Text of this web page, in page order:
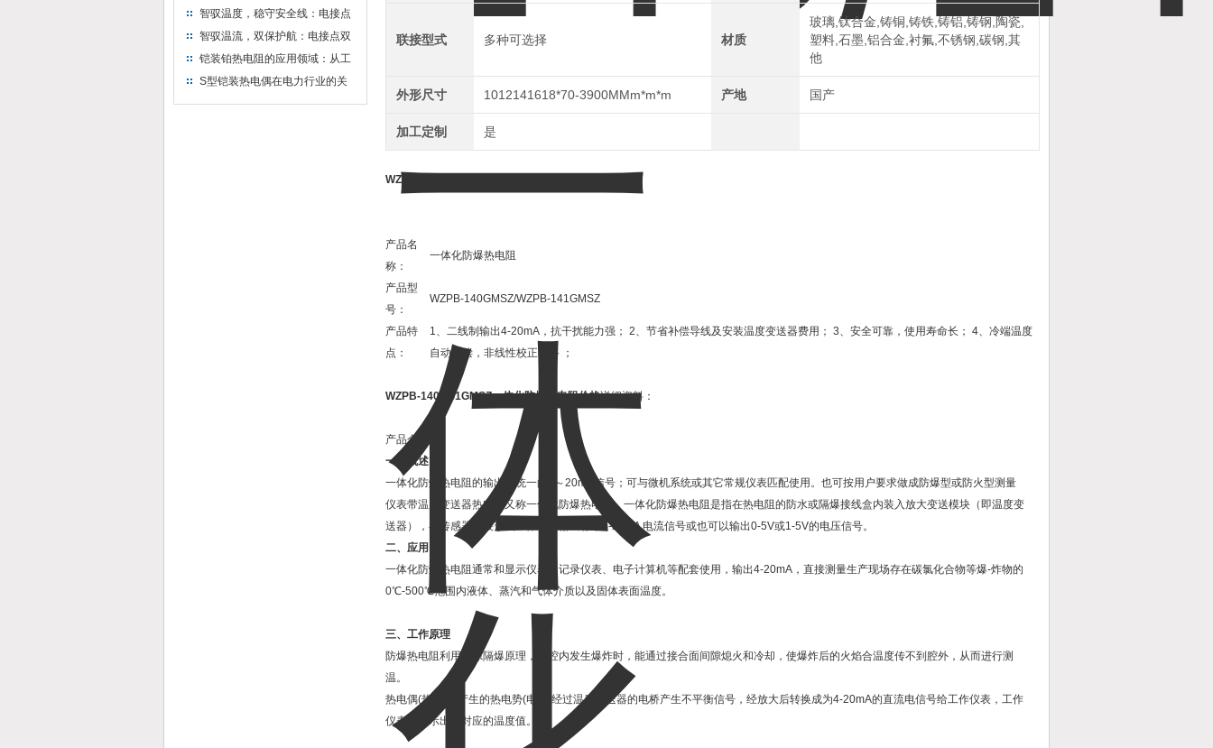
金属温度计——测温新选择
智驭温度，稳守安全线：电接点
双金属温度计的创新守护
智驭温流，双保护航：电接点双
金属温度计在工业领域的革新应
铠装铂热电阻的应用领域：从工
业到科研，无所不在的温度测量
S型铠装热电偶在电力行业的关
联接型式 多种可选择 材质
玻璃,钛合金,铸铜,铸铁,铸铝,铸钢,陶瓷,
塑料,石墨,铝合金,衬氟,不锈钢,碳钢,其
他
外形尺寸 1012141618*70-3900MMm*m*m 产地 国产
加工定制 是
WZPB-140/141GMSZ一体化防爆热电阻价格
产品名
称：
一体化防爆热电阻
产品型
号：
WZPB-140GMSZ/WZPB-141GMSZ
产品特
点：
1、二线制输出4-20mA，抗干扰能力强； 2、节省补偿导线及安装温度变送器费用； 3、安全可靠，使用寿命长； 4、冷端温度
自动补偿，非线性校正电路 ；
WZPB-140/141GMSZ一体化防爆热电阻价格详细资料：
产品介绍：
一、概述
一体化防爆热电阻的输出为统一的4～20mA信号；可与微机系统或其它常规仪表匹配使用。也可按用户要求做成防爆型或防火型测量
仪表带温度变送器热电阻又称一体化防爆热电阻，一体化防爆热电阻是指在热电阻的防水或隔爆接线盒内装入放大变送模块（即温度变
送器），与传感器连接形成一体化，输出标准4-20mA 电流信号或也可以输出0-5V或1-5V的电压信号。
二、应用
一体化防爆热电阻通常和显示仪表、记录仪表、电子计算机等配套使用，输出4-20mA，直接测量生产现场存在碳氯化合物等爆-炸物的
0℃-500℃范围内液体、蒸汽和气体介质以及固体表面温度。
三、 工作原理
防爆热电阻利用间隙隔爆原理，当腔内发生爆炸时，能通过接合面间隙熄火和冷却，使爆炸后的火焰合温度传不到腔外，从而进行测
温。
热电偶(热电阻)产生的热电势(电阻)经过温度变送器的电桥产生不平衡信号，经放大后转换成为4-20mA的直流电信号给工作仪表，工作
仪表便显示出所对应的温度值。